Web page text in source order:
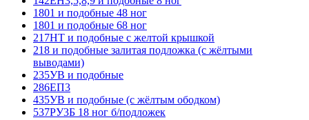
1801 и подобные 48 ног
1801 и подобные 68 ног
217НТ и подобные с желтой крышкой
218 и подобные залитая подложка (с жёлтыми
выводами)
235УВ и подобные
286ЕП3
435УВ и подобные (с жёлтым ободком)
537РУ3Б 18 ног б/подложек